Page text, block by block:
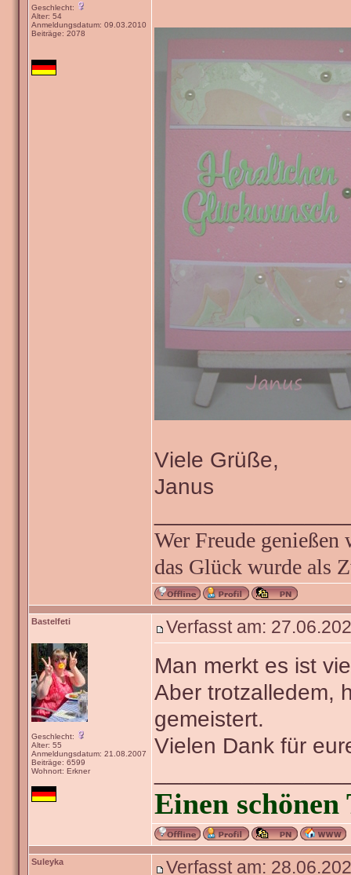
Geschlecht:
Alter: 54
Anmeldungsdatum: 09.03.2010
Beiträge: 2078
Viele Grüße,
Janus
Wer Freude
das Glück wurde als
Bastelfeti
Geschlecht:
Alter: 55
Anmeldungsdatum: 21.08.2007
Beiträge: 6599
Wohnort: Erkner
Verfasst am:
Man merkt es ist
Aber trotzalledem,
gemeistert.
Vielen Dank für
Einen
Suleyka Verfasst am: